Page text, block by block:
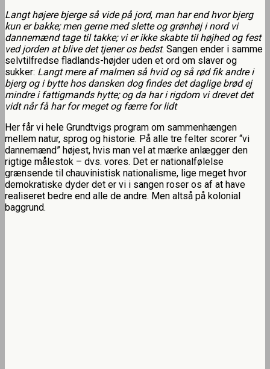
Langt højere bjerge så vide på jord, man har end hvor bjerg
kun er bakke; men gerne med slette og grønhøj i nord vi
dannemænd tage til takke; vi er ikke skabte til højhed og fest
ved jorden at blive det tjener os bedst. Sangen ender i samme
selvtilfredse fladlands-højder uden et ord om slaver og
sukker: Langt mere af malmen så hvid og så rød fik andre i
bjerg og i bytte hos dansken dog findes det daglige brød ej
mindre i fattigmands hytte; og da har i rigdom vi drevet det
vidt når få har for meget og færre for lidt
Her får vi hele Grundtvigs program om sammenhængen
mellem natur, sprog og historie. På alle tre felter scorer “vi
dannemænd” højest, hvis man vel at mærke anlægger den
rigtige målestok – dvs. vores. Det er nationalfølelse
grænsende til chauvinistisk nationalisme, lige meget hvor
demokratiske dyder det er vi i sangen roser os af at have
realiseret bedre end alle de andre. Men altså på kolonial
baggrund.